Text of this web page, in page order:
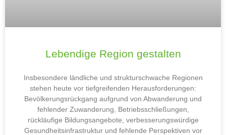
Lebendige Region gestalten
Insbesondere ländliche und strukturschwache Regionen
stehen heute vor tiefgreifenden Herausforderungen:
Bevölkerungsrückgang aufgrund von Abwanderung und
fehlender Zuwanderung, Betriebsschließungen,
rückläufige Bildungsangebote, verbesserungswürdige
Gesundheitsinfrastruktur und fehlende Perspektiven vor